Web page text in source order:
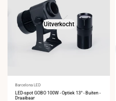
Uitverkocht
Leverancier:
Barcelona LED
LED-spot GOBO 100W - Optiek 13° - Buiten -
Draaibaar